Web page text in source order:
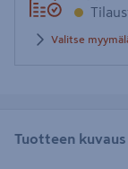
Valitse
Tuotteen kuvaus